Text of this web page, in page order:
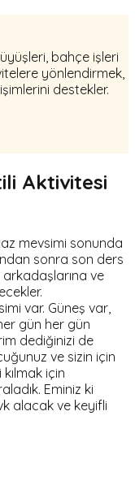
bahçe işleri
yönlendirmek,
destekler.
Aktivitesi
mevsimi sonunda
sonra son ders
ve
var. Güneş var,
gün her gün
dediğinizi de
ve sizin için
için
Eminiz ki
alacak ve keyifli